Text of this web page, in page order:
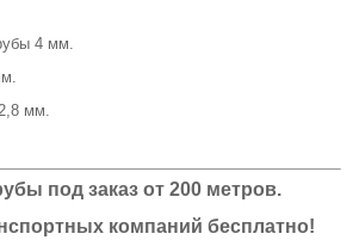
4 мм.
мм.
под заказ от 200 метров.
компаний бесплатно!